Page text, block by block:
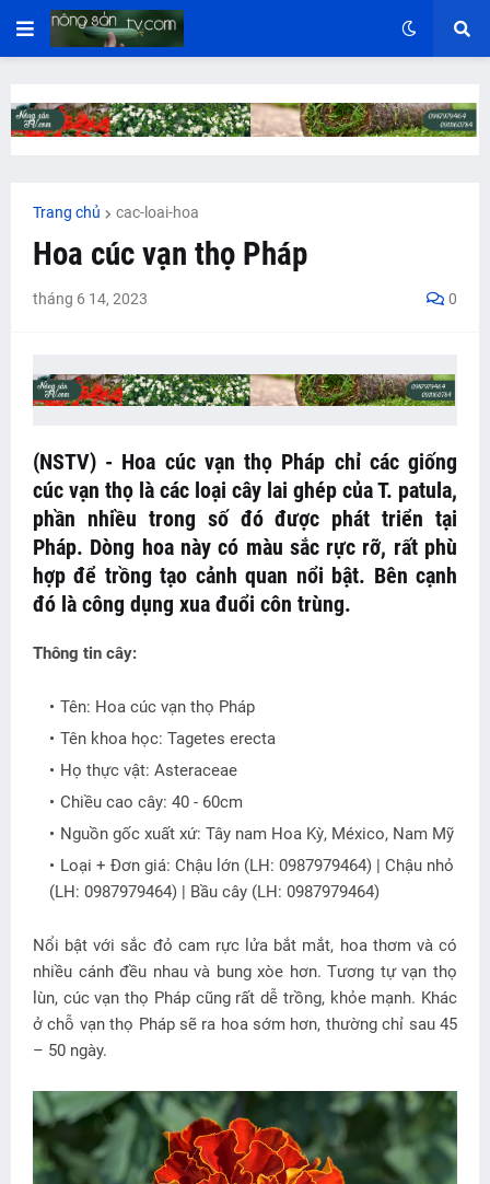
Trang chủ cac-loai-hoa
Hoa cúc vạn thọ Pháp
tháng 6 14, 2023 0
(NSTV) - Hoa cúc vạn thọ Pháp chỉ các giống
cúc vạn thọ là các loại cây lai ghép của T. patula,
phần nhiều trong số đó được phát triển tại
Pháp. Dòng hoa này có màu sắc rực rỡ, rất phù
hợp để trồng tạo cảnh quan nổi bật. Bên cạnh
đó là công dụng xua đuổi côn trùng.
Thông tin cây:
Tên: Hoa cúc vạn thọ Pháp
Tên khoa học: Tagetes erecta
Họ thực vật: Asteraceae
Chiều cao cây: 40 - 60cm
Nguồn gốc xuất xứ: Tây nam Hoa Kỳ, México, Nam Mỹ
Loại + Đơn giá: Chậu lớn (LH: 0987979464) | Chậu nhỏ
(LH: 0987979464) | Bầu cây (LH: 0987979464)
Nổi bật với sắc đỏ cam rực lửa bắt mắt, hoa thơm và có
nhiều cánh đều nhau và bung xòe hơn. Tương tự vạn thọ
lùn, cúc vạn thọ Pháp cũng rất dễ trồng, khỏe mạnh. Khác
ở chỗ vạn thọ Pháp sẽ ra hoa sớm hơn, thường chỉ sau 45
– 50 ngày.